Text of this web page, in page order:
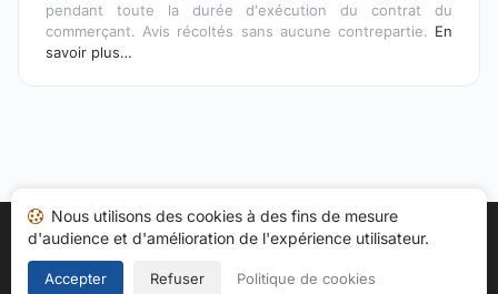
pendant toute la durée d'exécution du contrat du
commerçant. Avis récoltés sans aucune contrepartie. En
savoir plus…
Accueil Mes avis Catégories CGU
Cookies
Politique de confidentialité
Nous utilisons des cookies à des fins de mesure
d'audience et d'amélioration de l'expérience utilisateur.
Accepter Refuser Politique de cookies